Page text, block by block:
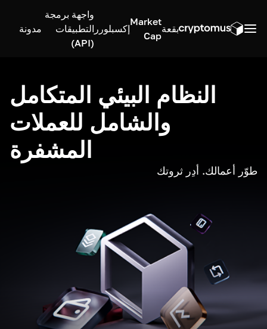
بقعة
Market
Cap
إكسبلورر
واجهة برمجة
التطبيقات
(API)
مدونة
النظام البيئي المتكامل
والشامل للعملات
المشفرة
طوّر أعمالك. أدِر ثروتك